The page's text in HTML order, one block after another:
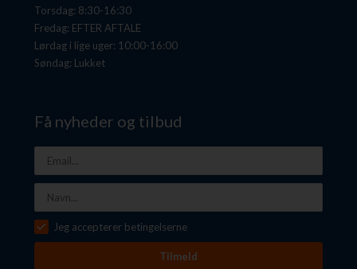
Torsdag: 8:30-16:30
Fredag: EFTER AFTALE
Lørdag i lige uger: 10:00-16:00
Søndag: Lukket
Få nyheder og tilbud
Jeg accepterer betingelserne